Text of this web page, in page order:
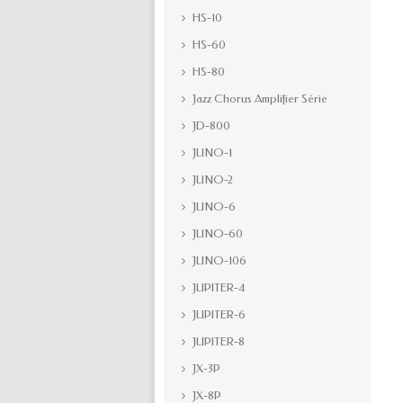
HS-10
HS-60
HS-80
Jazz Chorus Amplifier Série
JD-800
JUNO-1
JUNO-2
JUNO-6
JUNO-60
JUNO-106
JUPITER-4
JUPITER-6
JUPITER-8
JX-3P
JX-8P